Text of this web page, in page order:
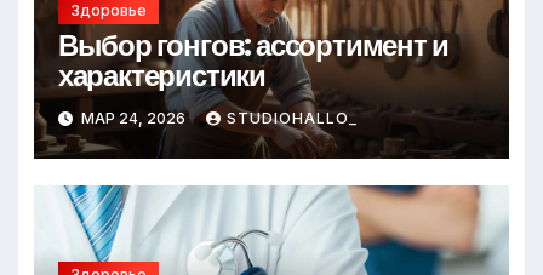
Здоровье
Выбор гонгов: ассортимент и
характеристики
МАР 24, 2026 STUDIOHALLO_